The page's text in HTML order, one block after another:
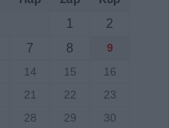
1
2
7 8
9
14 15
16
21 22
23
28 29
30